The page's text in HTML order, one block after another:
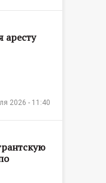
аресту
2026 - 11:40